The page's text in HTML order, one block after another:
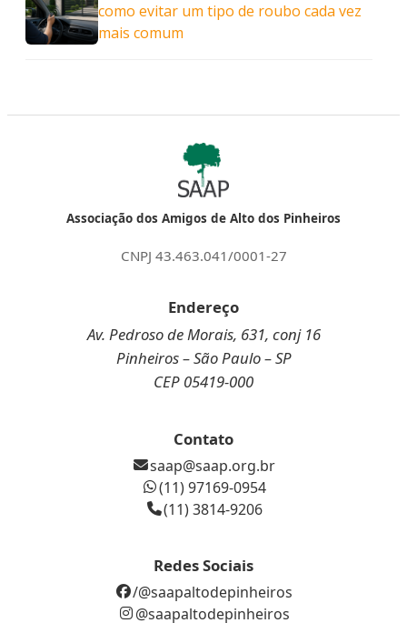
como evitar um tipo de roubo cada vez
mais comum
Associação dos Amigos de Alto dos Pinheiros
CNPJ 43.463.041/0001-27
Endereço
Av. Pedroso de Morais, 631, conj 16
Pinheiros – São Paulo – SP
CEP 05419-000
Contato
saap@saap.org.br
(11) 97169-0954
(11) 3814-9206
Redes Sociais
/@saapaltodepinheiros
@saapaltodepinheiros